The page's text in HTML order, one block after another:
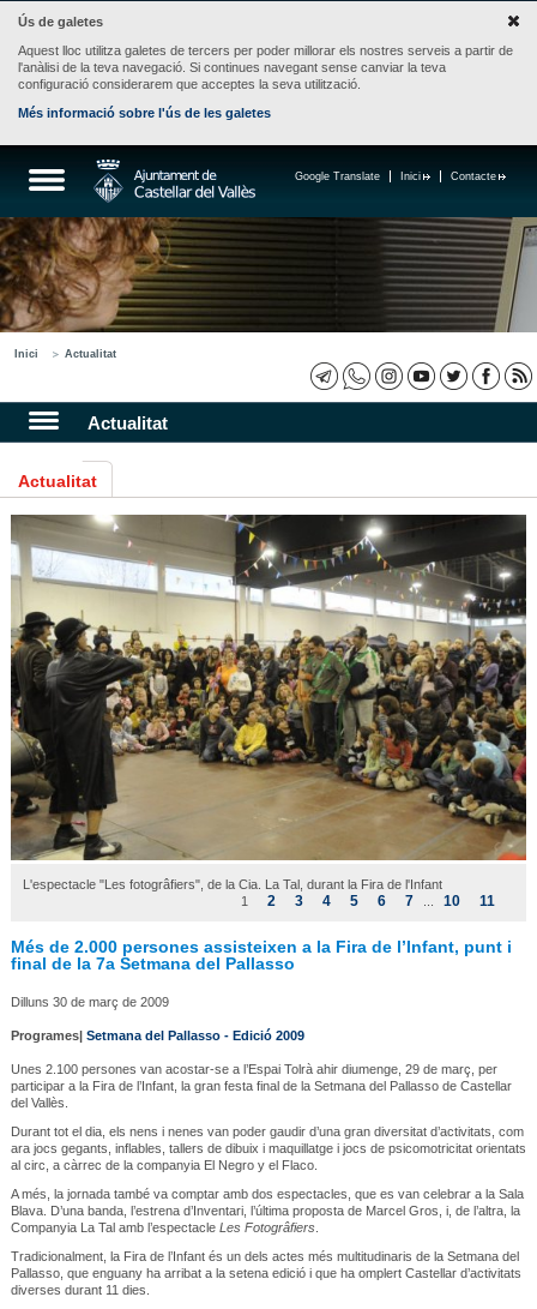
Ús de galetes
Aquest lloc utilitza galetes de tercers per poder millorar els nostres serveis a partir de
l'anàlisi de la teva navegació. Si continues navegant sense canviar la teva
configuració considerarem que acceptes la seva utilització.
Més informació sobre l'ús de les galetes
Contacte
Inici
Google Translate
Inici Actualitat
Actualitat
Actualitat
L'espectacle "Les fotogrâfiers", de la Cia. La Tal, durant la Fira de l'Infant
1
2 3 4 5 6 7 10 11
Més de 2.000 persones assisteixen a la Fira de l’Infant, punt i
final de la 7a Setmana del Pallasso
Dilluns 30 de març de 2009
Programes| Setmana del Pallasso - Edició 2009
Unes 2.100 persones van acostar-se a l’Espai Tolrà ahir diumenge, 29 de març, per
participar a la Fira de l’Infant, la gran festa final de la Setmana del Pallasso de Castellar
del Vallès.
Durant tot el dia, els nens i nenes van poder gaudir d’una gran diversitat d’activitats, com
ara jocs gegants, inflables, tallers de dibuix i maquillatge i jocs de psicomotricitat orientats
al circ, a càrrec de la companyia El Negro y el Flaco.
A més, la jornada també va comptar amb dos espectacles, que es van celebrar a la Sala
Blava. D’una banda, l’estrena d’Inventari, l’última proposta de Marcel Gros, i, de l’altra, la
Companyia La Tal amb l’espectacle Les Fotogrâfiers.
Tradicionalment, la Fira de l’Infant és un dels actes més multitudinaris de la Setmana del
Pallasso, que enguany ha arribat a la setena edició i que ha omplert Castellar d’activitats
diverses durant 11 dies.